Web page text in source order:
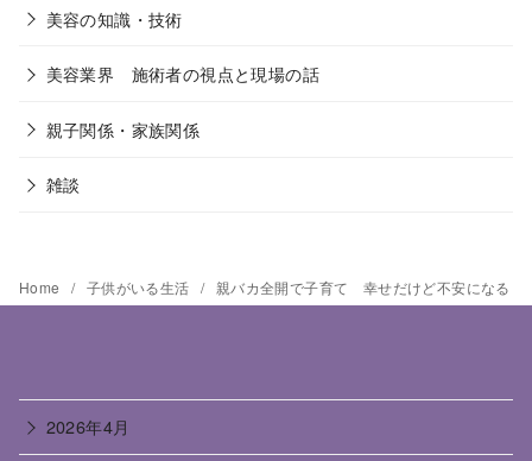
美容の知識・技術
美容業界 施術者の視点と現場の話
親子関係・家族関係
雑談
Home 子供がいる生活 親バカ全開で子育て 幸せだけど不安になる
2026年4月